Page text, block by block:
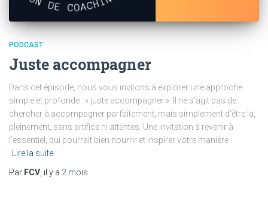
PODCAST
Juste accompagner
Dans cet épisode, nous vous invitons à explorer une approche
simple et profonde : « juste accompagner ». Il ne s’agit pas de
chercher à accompagner parfaitement, mais simplement d’être là,
pleinement, sans artifice ni attentes. Une invitation à revenir à
l’essentiel, qui pourrait bien nourrir et inspirer votre manière
Lire la suite
Par FCV, il y a 2 mois